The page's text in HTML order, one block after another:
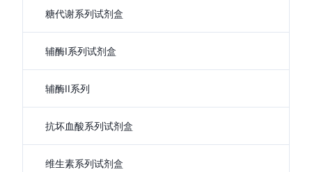
糖代谢系列试剂盒
辅酶I系列试剂盒
辅酶II系列
抗坏血酸系列试剂盒
维生素系列试剂盒